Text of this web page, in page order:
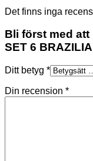
Det finns inga
Bli först med att
SET 6
Ditt betyg *
Din recension *